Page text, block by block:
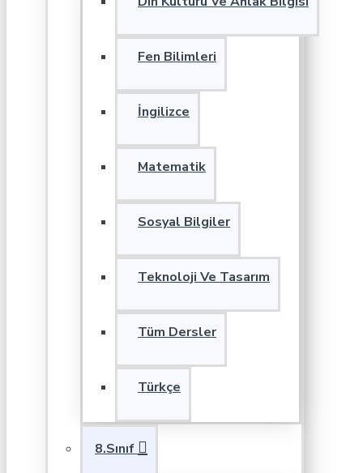
Fen Bilimleri
İngilizce
Matematik
Sosyal Bilgiler
Teknoloji Ve Tasarım
Tüm Dersler
Türkçe
8.Sınıf